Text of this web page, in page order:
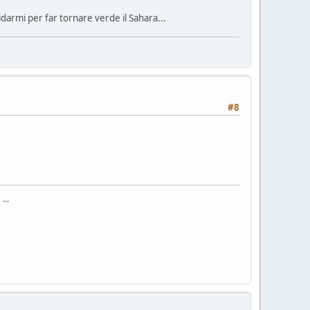
per far tornare verde il Sahara...
#8